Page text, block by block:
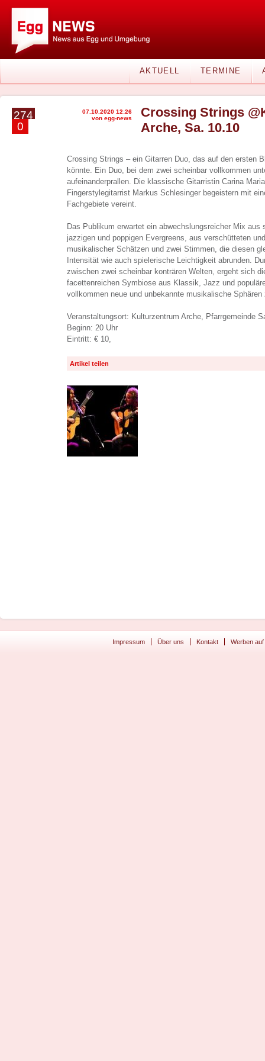
AKTUELL TERMINE
274
0
07.10.2020 12:26
von egg-news
Crossing Strings
Arche, Sa. 10.10
Crossing Strings – ein Gitarren Duo, das auf den ersten
könnte. Ein Duo, bei dem zwei scheinbar vollkommen
aufeinanderprallen. Die klassische Gitarristin Carina
Fingerstylegitarrist Markus Schlesinger begeistern mit
Fachgebiete vereint.
Das Publikum erwartet ein abwechslungsreicher Mix
jazzigen und poppigen Evergreens, aus verschütteten
musikalischer Schätzen und zwei Stimmen, die diesen
Intensität wie auch spielerische Leichtigkeit abrunden.
zwischen zwei scheinbar konträren Welten, ergeht sich
facettenreichen Symbiose aus Klassik, Jazz und
vollkommen neue und unbekannte musikalische Sphären
Veranstaltungsort: Kulturzentrum Arche, Pfarrgemeinde
Beginn: 20 Uhr
Eintritt: € 10,
Artikel teilen
Impressum Über uns Kontakt Werben